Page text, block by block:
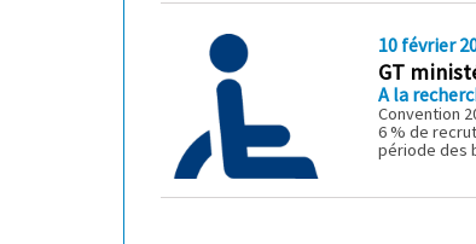
10 février
GT
A la
Convention
6 % de
période des